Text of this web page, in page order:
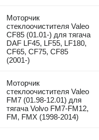
Моторчик
стеклоочистителя Valeo
CF85 (01.01-) для тягача
DAF LF45, LF55, LF180,
CF65, CF75, CF85
(2001-)
Моторчик
стеклоочистителя Valeo
FM7 (01.98-12.01) для
тягача Volvo FM7-FM12,
FM, FMX (1998-2014)